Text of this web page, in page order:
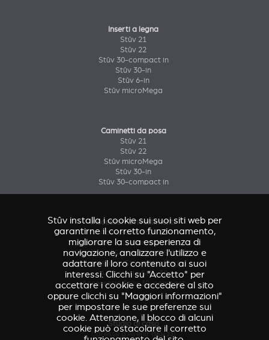
Inserti a legna
Stûv 21
Stûv 22
Stûv 30-compact in
Stûv 30-in
Stûv 6-in
Stûv microMega
Caminetti da posa
Stûv 21
Stûv 22
Stûv microMega
Stûv 30-in
Stûv 30-compact in
Accessori & rivestimenti
Accessorio Stûv 16
Accessori & rivestimenti Stûv 21
Accessori & rivestimenti Stûv 22
Accessorio Stûv microMega
Accessorio Stûv 30
Accessorio Stûv 30-compact
Studio di caso
Caresse d'Avenir
Stûv installa i cookie sui suoi siti web per
garantirne il corretto funzionamento,
migliorare la sua esperienza di
navigazione, analizzare l'utilizzo e
adattare il loro contenuto ai suoi
interessi. Clicchi su "Accetto" per
accettare i cookie e accedere al sito
oppure clicchi su "Maggiori informazioni"
per impostare le sue preferenze sui
cookie. Attenzione, il blocco di alcuni
cookie può ostacolare il corretto